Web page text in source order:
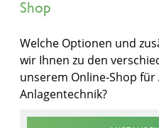
Shop
Welche Optionen und
wir Ihnen zu den
unserem Online-Shop
Anlagentechnik?